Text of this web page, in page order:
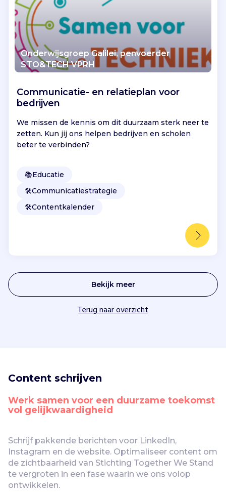
Onderwijsgroep Galilei, penvoerder
STO&TECH VPRH
Communicatie- en relatieplan voor
bedrijven
We missen de kennis om dit duurzaam sterk neer te
zetten. Kun jij ons helpen bedrijven en scholen
beter te verbinden?
📚Educatie
🛠️Communicatiestrategie
🛠️Contentkalender
Bekijk meer
Terug naar overzicht
Content schrijven
Werk samen voor een duurzame toekomst
vol gelijkwaardigheid
Schrijf pakkende berichten voor LinkedIn,
Instagram en de website. Optimaliseer content om
de zichtbaarheid van Stichting Together We Stand
te vergroten in een fase waarin we ons volop
ontwikkelen.